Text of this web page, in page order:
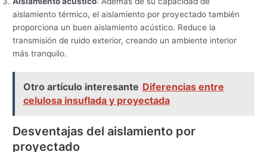
aislamiento térmico, el aislamiento por proyectado también
proporciona un buen aislamiento acústico. Reduce la
transmisión de ruido exterior, creando un ambiente interior
más tranquilo.
Otro artículo interesante Diferencias entre
celulosa insuflada y proyectada
Desventajas del aislamiento por
proyectado